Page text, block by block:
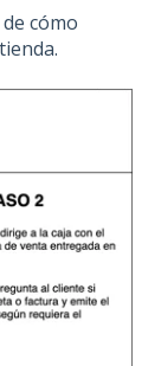
cómo